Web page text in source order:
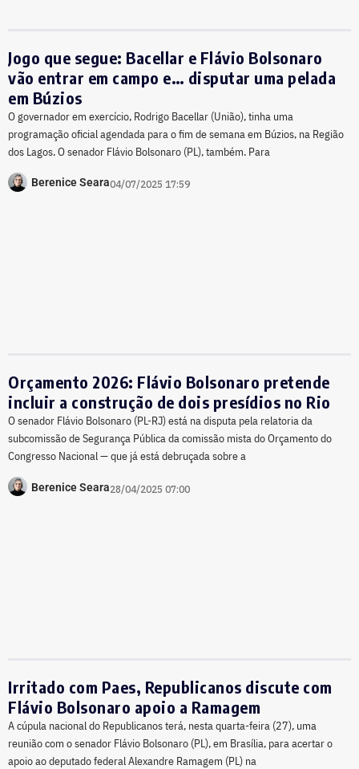
Jogo que segue: Bacellar e Flávio Bolsonaro
vão entrar em campo e… disputar uma pelada
em Búzios
O governador em exercício, Rodrigo Bacellar (União), tinha uma
programação oficial agendada para o fim de semana em Búzios, na Região
dos Lagos. O senador Flávio Bolsonaro (PL), também. Para
Berenice Seara04/07/2025 17:59
Orçamento 2026: Flávio Bolsonaro pretende
incluir a construção de dois presídios no Rio
O senador Flávio Bolsonaro (PL-RJ) está na disputa pela relatoria da
subcomissão de Segurança Pública da comissão mista do Orçamento do
Congresso Nacional — que já está debruçada sobre a
Berenice Seara28/04/2025 07:00
Irritado com Paes, Republicanos discute com
Flávio Bolsonaro apoio a Ramagem
A cúpula nacional do Republicanos terá, nesta quarta-feira (27), uma
reunião com o senador Flávio Bolsonaro (PL), em Brasília, para acertar o
apoio ao deputado federal Alexandre Ramagem (PL) na